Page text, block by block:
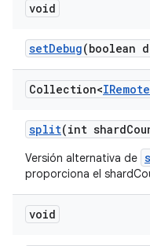
void
setDebug(boolean
Collection<IRemote
split(int shard
Versión alternativa de
proporciona el
void